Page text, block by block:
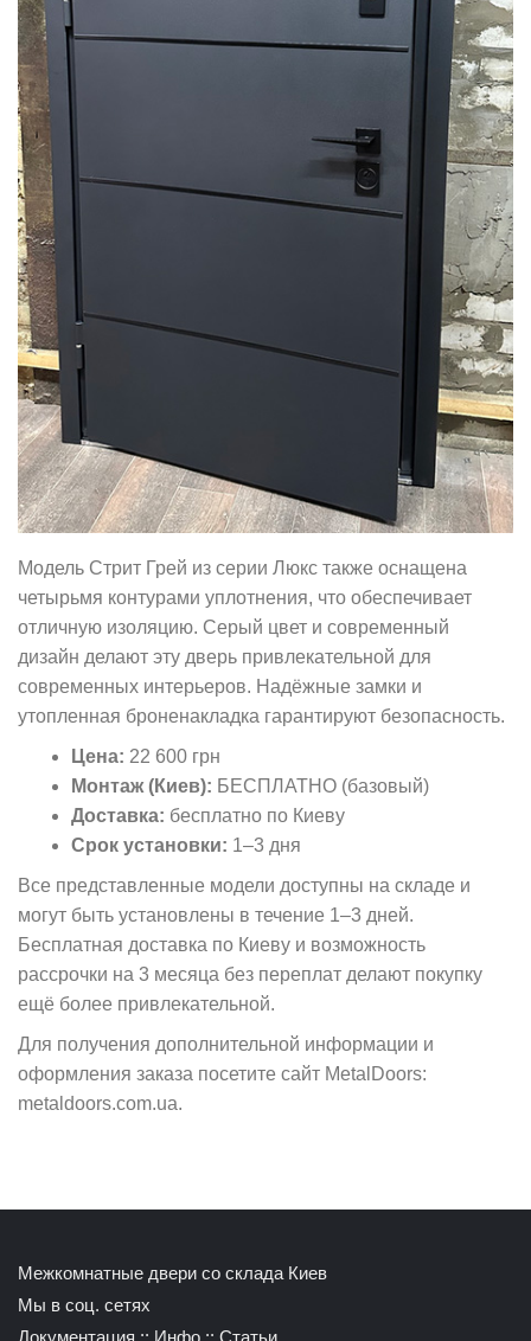
Модель Стрит Грей из серии Люкс также оснащена
четырьмя контурами уплотнения, что обеспечивает
отличную изоляцию. Серый цвет и современный
дизайн делают эту дверь привлекательной для
современных интерьеров. Надёжные замки и
утопленная броненакладка гарантируют безопасность.
Цена: 22 600 грн
Монтаж (Киев): БЕСПЛАТНО (базовый)
Доставка: бесплатно по Киеву
Срок установки: 1–3 дня
Все представленные модели доступны на складе и
могут быть установлены в течение 1–3 дней.
Бесплатная доставка по Киеву и возможность
рассрочки на 3 месяца без переплат делают покупку
ещё более привлекательной.
Для получения дополнительной информации и
оформления заказа посетите сайт MetalDoors:
metaldoors.com.ua.
Межкомнатные двери со склада Киев
Мы в соц. сетях
Документация :: Инфо :: Статьи